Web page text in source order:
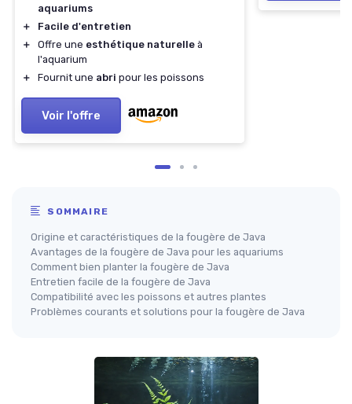
aquariums
＋
Facile d'entretien
＋
Offre une esthétique naturelle à
l'aquarium
＋
Fournit une abri pour les poissons
Voir l'offre
SOMMAIRE
Origine et caractéristiques de la fougère de Java
Avantages de la fougère de Java pour les aquariums
Comment bien planter la fougère de Java
Entretien facile de la fougère de Java
Compatibilité avec les poissons et autres plantes
Problèmes courants et solutions pour la fougère de Java